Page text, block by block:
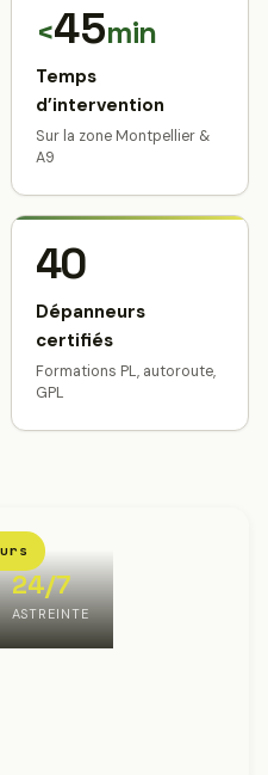
<45min
Temps
d’intervention
Sur la zone Montpellier &
A9
40
Dépanneurs
certifiés
Formations PL, autoroute,
GPL
24/7
ASTREINTE